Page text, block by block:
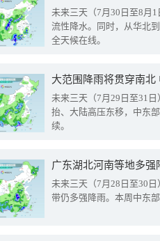
未来三天（7月30日至8月
流性降水。同时，从华北
全天候在线。
大范围降雨将贯穿南
未来三天（7月29日至31
抬、大陆高压东移，中东
续。
广东湖北河南等地多
未来三天（7月28日至30
带仍多强降雨。本周中东